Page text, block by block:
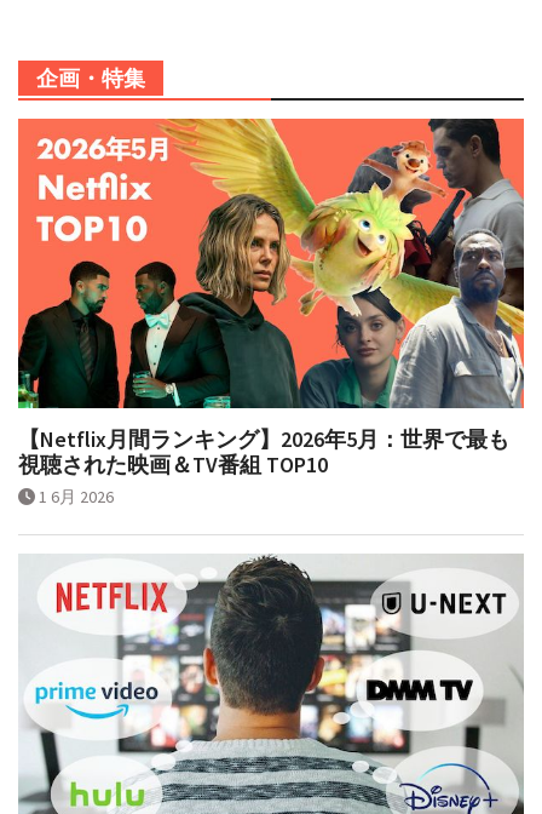
企画・特集
【Netflix月間ランキング】2026年5月：世界で最も
視聴された映画＆TV番組 TOP10
1 6月 2026